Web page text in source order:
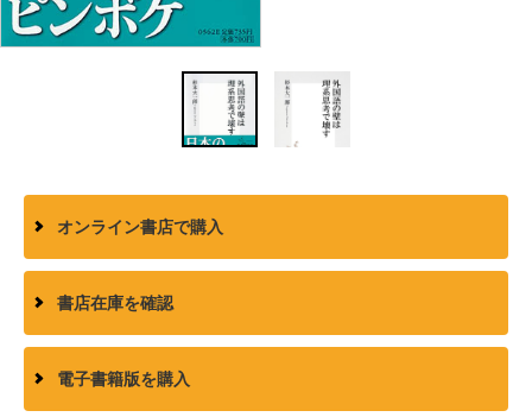
オンライン書店で購入
書店在庫を確認
電子書籍版を購入